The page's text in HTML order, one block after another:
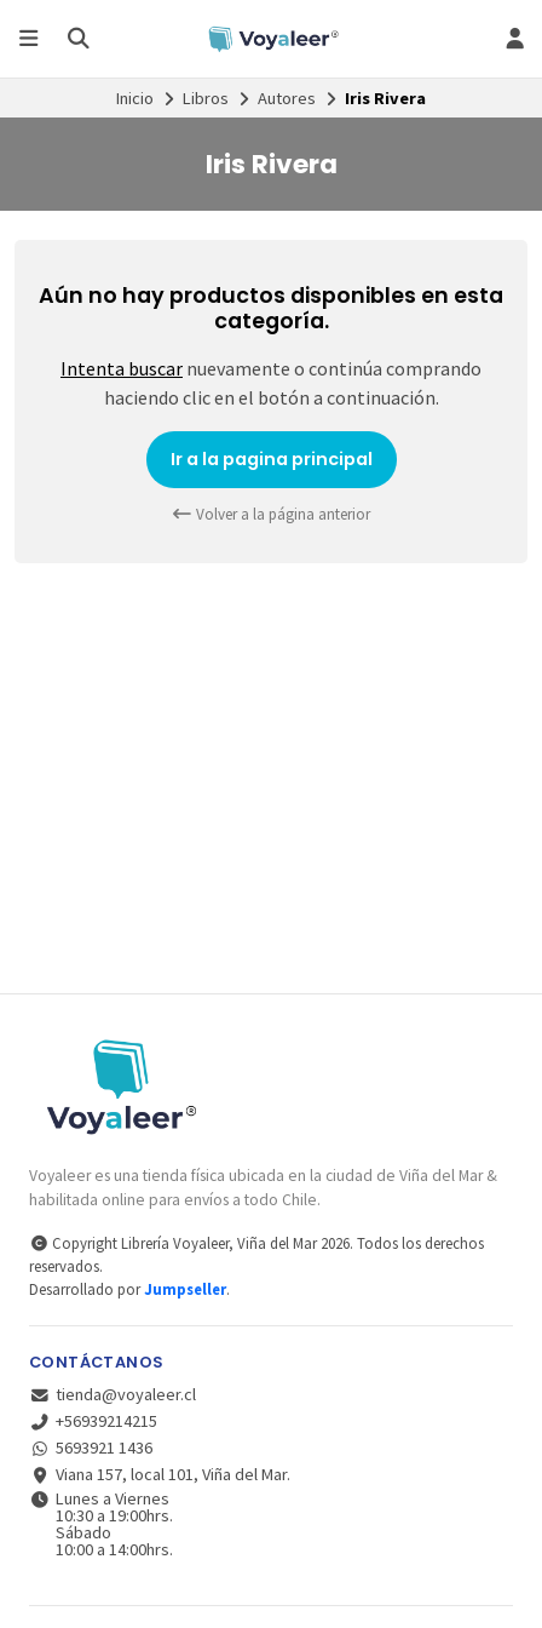
Inicio Libros Autores Iris Rivera
Iris Rivera
Aún no hay productos disponibles en esta
categoría.
Intenta buscar nuevamente o continúa comprando
haciendo clic en el botón a continuación.
Ir a la pagina principal
Volver a la página anterior
Voyaleer es una tienda física ubicada en la ciudad de Viña del Mar &
habilitada online para envíos a todo Chile.
Copyright Librería Voyaleer, Viña del Mar 2026. Todos los derechos
reservados.
Desarrollado porJumpseller.
CONTÁCTANOS
tienda@voyaleer.cl
+56939214215
5693921 1436
Viana 157, local 101, Viña del Mar.
Lunes a Viernes
10:30 a 19:00hrs.
Sábado
10:00 a 14:00hrs.